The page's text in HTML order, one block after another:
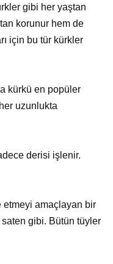
gibi her yaştan
korunur hem de
için bu tür kürkler
kürkü en popüler
uzunlukta
derisi işlenir.
etmeyi amaçlayan bir
gibi. Bütün tüyler